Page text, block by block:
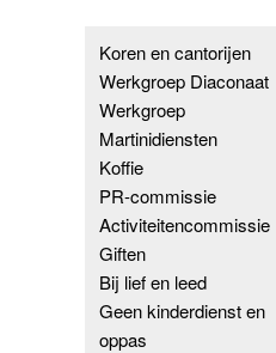
Koren en cantorijen
Werkgroep Diaconaat
Werkgroep
Martinidiensten
Koffie
PR-commissie
Activiteitencommissie
Giften
Bij lief en leed
Geen kinderdienst en
oppas